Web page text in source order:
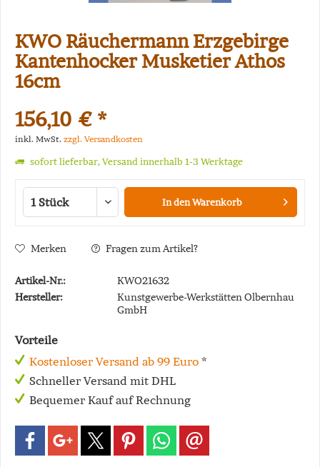
KWO Räuchermann Erzgebirge
Kantenhocker Musketier Athos
16cm
156,10 € *
inkl. MwSt. zzgl. Versandkosten
sofort lieferbar, Versand innerhalb 1-3 Werktage
In denWarenkorb
Merken Fragen zum Artikel?
Artikel-Nr.:
KWO21632
Hersteller:
Kunstgewerbe-Werkstätten Olbernhau
GmbH
Vorteile
Kostenloser Versand ab 99 Euro *
Schneller Versand mit DHL
Bequemer Kauf auf Rechnung